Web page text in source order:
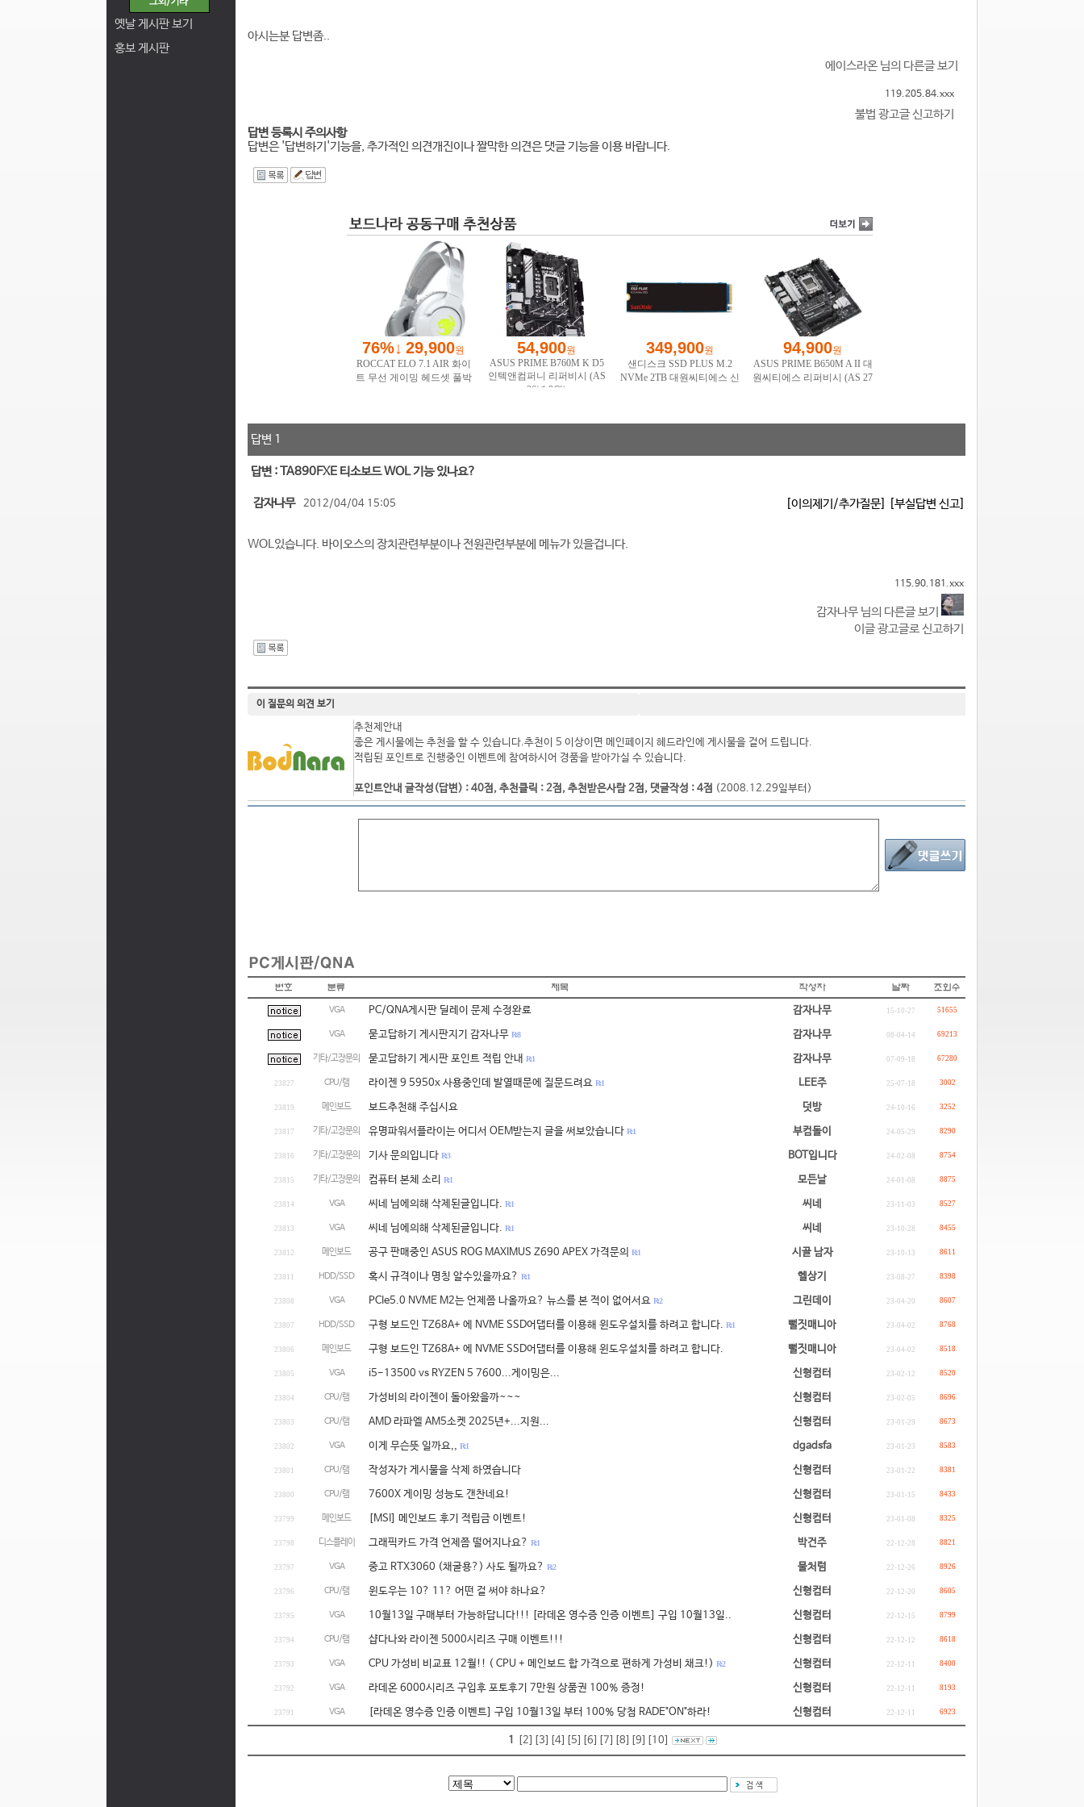
옛날 게시판 보기
홍보 게시판
아시는분 답변좀..
에이스라온 님의 다른글 보기
119.205.84.xxx
불법 광고글 신고하기
답변 등록시 주의사항
답변은 '답변하기'기능을, 추가적인 의견개진이나 짤막한 의견은 댓글 기능을 이용 바랍니다.
답변 1
답변 : TA890FXE 티소보드 WOL 기능 있나요?
감자나무 2012/04/04 15:05 [이의제기/추가질문] [부실답변 신고]
WOL있습니다. 바이오스의 장치관련부분이나 전원관련부분에 메뉴가 있을겁니다.
115.90.181.xxx
감자나무 님의 다른글 보기
이글 광고글로 신고하기
이 질문의 의견 보기
추천제안내
좋은 게시물에는 추천을 할 수 있습니다.추천이 5 이상이면 메인페이지 헤드라인에 게시물을 걸어 드립니다.
적립된 포인트로 진행중인 이벤트에 참여하시어 경품을 받아가실 수 있습니다.
포인트안내 글작성(답변) : 40점, 추천클릭 : 2점, 추천받은사람 2점, 댓글작성 : 4점 (2008.12.29일부터)
VGA PC/QNA게시판 딜레이 문제 수정완료 감자나무 15-10-27 51655
VGA 묻고답하기 게시판지기 감자나무 R: 8 감자나무 08-04-14 69213
기타/고장문의 묻고답하기 게시판 포인트 적립 안내 R: 1 감자나무 07-09-18 67280
23827 CPU/램 라이젠 9 5950x 사용중인데 발열때문에 질문드려요 R: 1 LEE주 25-07-18 3002
23819 메인보드 보드추천해 주십시요 덧방 24-10-16 3252
23817 기타/고장문의 유명파워서플라이는 어디서 OEM받는지 글을 써보았습니다 R: 1 부컴돌이 24-05-29 8290
23816 기타/고장문의 기사 문의입니다 R: 3 BOT입니다 24-02-08 8754
23815 기타/고장문의 컴퓨터 본체 소리 R: 1 모든날 24-01-08 8875
23814 VGA 씨네 님에의해 삭제된글입니다. R: 1 씨네 23-11-03 8527
23813 VGA 씨네 님에의해 삭제된글입니다. R: 1 씨네 23-10-28 8455
23812 메인보드 공구 판매중인 ASUS ROG MAXIMUS Z690 APEX 가격문의 R: 1 시골 남자 23-10-13 8611
23811 HDD/SSD 혹시 규격이나 명칭 알수있을까요? R: 1 헬상기 23-08-27 8398
23808 VGA PCIe5.0 NVME M2는 언제쯤 나올까요? 뉴스를 본 적이 없어서요 R: 2 그린데이 23-04-20 8607
23807 HDD/SSD 구형 보드인 TZ68A+ 에 NVME SSD어댑터를 이용해 윈도우설치를 하려고 합니다. R: 1 뻘짓매니아 23-04-02 8768
23806 메인보드 구형 보드인 TZ68A+ 에 NVME SSD어댑터를 이용해 윈도우설치를 하려고 합니다. 뻘짓매니아 23-04-02 8518
23805 VGA i5-13500 vs RYZEN 5 7600...게이밍은... 신형컴터 23-02-12 8520
23804 CPU/램 가성비의 라이젠이 돌아왔을까~~~ 신형컴터 23-02-05 8696
23803 CPU/램 AMD 라파엘 AM5소켓 2025년+...지원... 신형컴터 23-01-29 8673
23802 VGA 이게 무슨뜻 일까요,, R: 1 dgadsfa 23-01-23 8583
23801 CPU/램 작성자가 게시물을 삭제 하였습니다 신형컴터 23-01-22 8381
23800 CPU/램 7600X 게이밍 성능도 갠찬네요! 신형컴터 23-01-15 8433
23799 메인보드 [MSI] 메인보드 후기 적립금 이벤트! 신형컴터 23-01-08 8325
23798 디스플레이 그래픽카드 가격 언제쯤 떨어지나요? R: 1 박건주 22-12-28 8821
23797 VGA 중고 RTX3060 (채굴용?) 사도 될까요? R: 2 물처럼 22-12-26 8926
23796 CPU/램 윈도우는 10? 11? 어떤 걸 써야 하나요? 신형컴터 22-12-20 8605
23795 VGA 10월13일 구매부터 가능하답니다!!! [라데온 영수증 인증 이벤트] 구입 10월13일.. 신형컴터 22-12-15 8799
23794 CPU/램 샵다나와 라이젠 5000시리즈 구매 이벤트!!! 신형컴터 22-12-12 8618
23793 VGA CPU 가성비 비교표 12월!! ( CPU + 메인보드 합 가격으로 편하게 가성비 채크!) R: 2 신형컴터 22-12-11 8400
23792 VGA 라데온 6000시리즈 구입후 포토후기 7만원 상품권 100% 증정! 신형컴터 22-12-11 8193
23791 VGA [라데온 영수증 인증 이벤트] 구입 10월13일 부터 100% 당첨 RADE"ON"하라! 신형컴터 22-12-11 6923
1 [2] [3] [4] [5] [6] [7] [8] [9] [10]